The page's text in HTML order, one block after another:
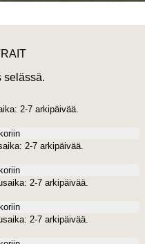
selässä.
2-7 arkipäivää.
2-7 arkipäivää.
2-7 arkipäivää.
2-7 arkipäivää.